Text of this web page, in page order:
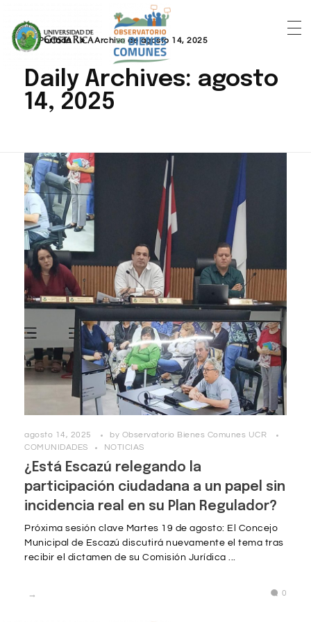
Portada » Archivo de agosto 14, 2025
Daily Archives: agosto
14, 2025
agosto 14, 2025 by Observatorio Bienes Comunes UCR
COMUNIDADES
NOTICIAS
¿Está Escazú relegando la
participación ciudadana a un papel sin
incidencia real en su Plan Regulador?
Próxima sesión clave Martes 19 de agosto: El Concejo
Municipal de Escazú discutirá nuevamente el tema tras
recibir el dictamen de su Comisión Jurídica ...
0